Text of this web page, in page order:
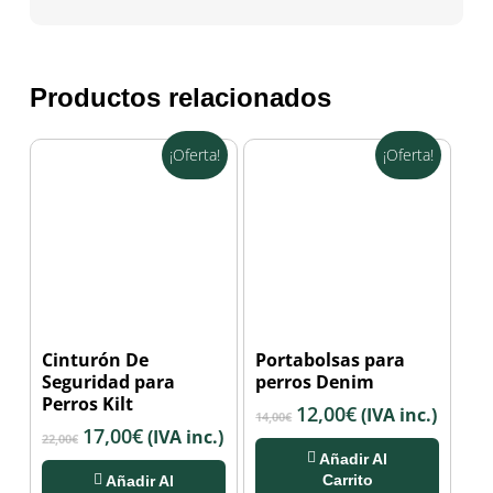
Productos relacionados
¡Oferta!
Cinturón De
Seguridad para
Perros Kilt
22,00€ El
precio
original
17,00€El
precio
actual
(IVA inc.)
Añadir Al
¡Oferta!
Portabolsas para
perros Denim
14,00€ El
precio
original
era:
12,00€El
precio
actual
es:
(IVA inc.)
Añadir Al
Carrito